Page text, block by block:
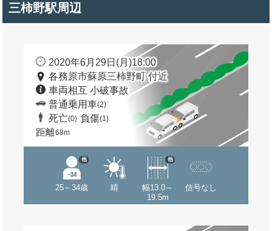
三柿野駅周辺
2020年6月29日(月)18:00
各務原市蘇原三柿野町 付近
車両相互 小破事故
普通乗用車(2)
死亡(0) 負傷(1)
距離68m
25～34歳
他
晴
幅13.0～
19.5m
他
信号なし